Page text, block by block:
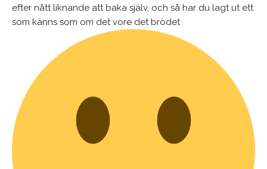
efter nått liknande att baka själv, och så har du lagt ut ett
som känns som om det vore det brödet